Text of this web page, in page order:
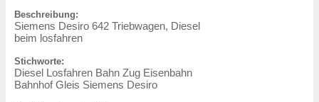
Beschreibung:
Siemens Desiro 642 Triebwagen, Diesel
beim losfahren
Stichworte:
Diesel Losfahren Bahn Zug Eisenbahn
Bahnhof Gleis Siemens Desiro